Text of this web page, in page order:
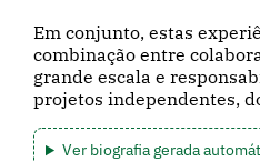
Em conjunto, estas
combinação entre
grande escala e
projetos independentes,
Ver biografia gerada